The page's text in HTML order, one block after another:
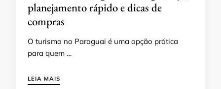
planejamento rápido e dicas de
compras
O turismo no Paraguai é uma opção prática
para quem …
LEIA MAIS